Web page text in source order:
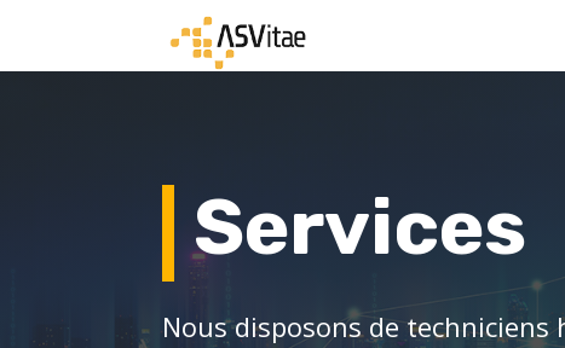
Services
Nous disposons de